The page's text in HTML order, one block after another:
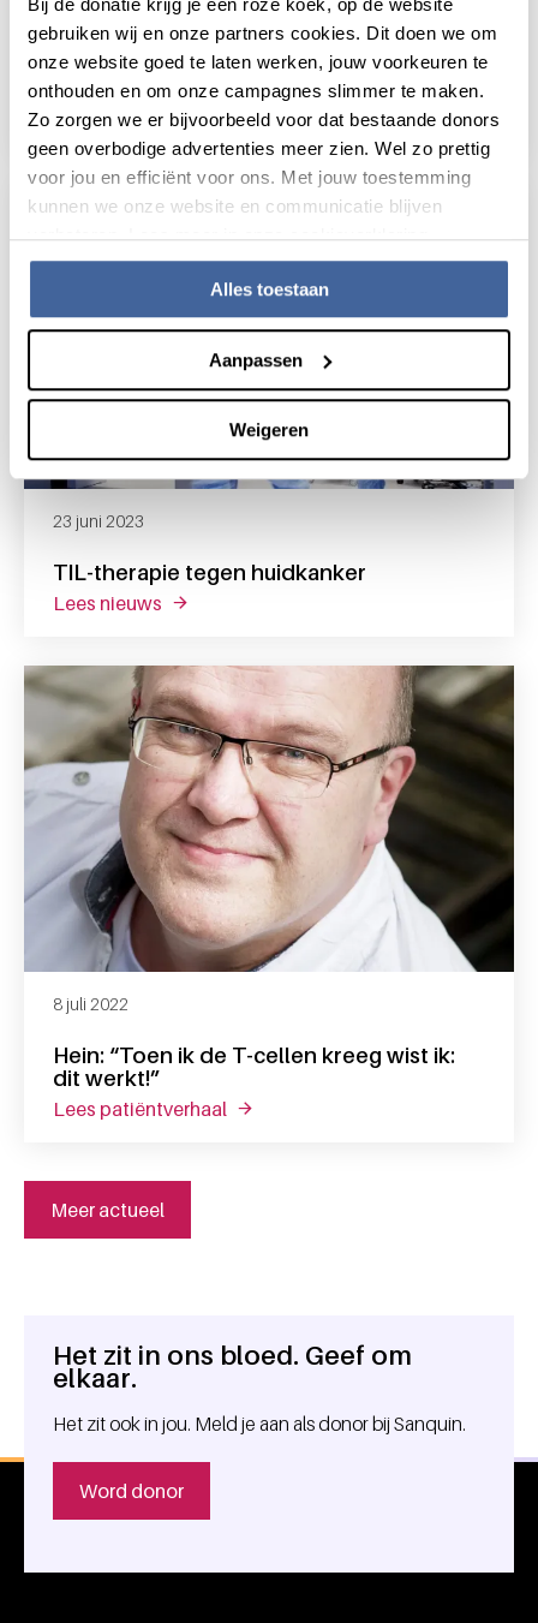
gebruiken wij en onze partners cookies. Dit doen we om
onze website goed te laten werken, jouw voorkeuren te
onthouden en om onze campagnes slimmer te maken.
Zo zorgen we er bijvoorbeeld voor dat bestaande donors
geen overbodige advertenties meer zien. Wel zo prettig
voor jou en efficiënt voor ons. Met jouw toestemming
kunnen we onze website en communicatie blijven
verbeteren. Lees meer in onze cookieverklaring.
Alles toestaan
Aanpassen
Weigeren
Kwart miljoen subsidie voor
kankeronderzoek Sanquin
17 juli 2023
lees nieuwsover kwart miljoen subsidie voor
TIL-therapie tegen huidkanker
23 juni 2023
lees nieuws over til-therapie tegen huidkanker
Hein: “Toen ik de T-cellen kreeg wist ik:
dit werkt!”
8 juli 2022
lees patiëntverhaal over hein: “toen ik de t-cellen
Meer actueel
Algemene informatie
Het zit in ons bloed. Geef om
elkaar.
Het zit ook in jou. Meld je aan als donor bij Sanquin.
Word donor